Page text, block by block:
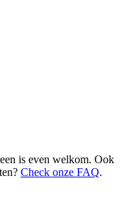
is even welkom. Ook
Check onze FAQ.